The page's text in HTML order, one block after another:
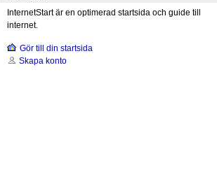
InternetStart är en optimerad startsida och guide till
internet.
Gör till din startsida
Skapa konto